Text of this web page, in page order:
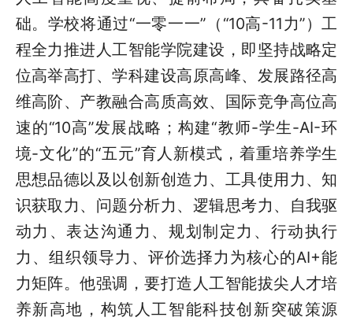
础。学校将通过“一零一一”（“10高-11力”）工
程全力推进人工智能学院建设，即坚持战略定
位高举高打、学科建设高原高峰、发展路径高
维高阶、产教融合高质高效、国际竞争高位高
速的“10高”发展战略；构建“教师-学生-AI-环
境-文化”的“五元”育人新模式，着重培养学生
思想品德以及以创新创造力、工具使用力、知
识获取力、问题分析力、逻辑思考力、自我驱
动力、表达沟通力、规划制定力、行动执行
力、组织领导力、评价选择力为核心的AI+能
力矩阵。他强调，要打造人工智能拔尖人才培
养新高地，构筑人工智能科技创新突破策源